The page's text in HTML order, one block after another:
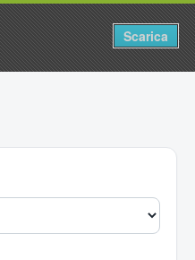
Scarica